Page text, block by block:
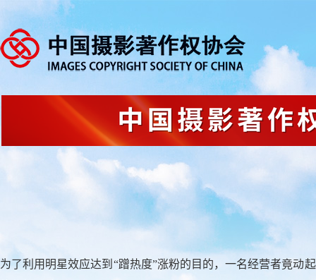
为了利用明星效应达到“蹭热度”涨粉的目的，一名经营者竟